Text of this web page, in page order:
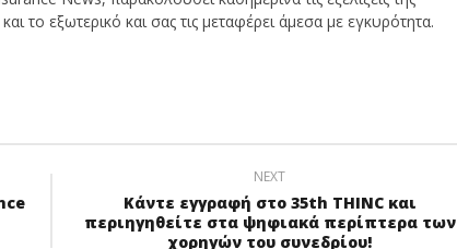
το εξωτερικό και σας τις μεταφέρει άμεσα με εγκυρότητα.
NEXT
Κάντε εγγραφή στο 35th THINC και
περιηγηθείτε στα ψηφιακά περίπτερα των
χορηγών του συνεδρίου!